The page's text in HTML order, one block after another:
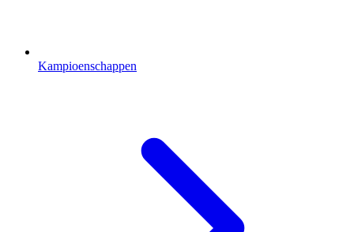
Kampioenschappen